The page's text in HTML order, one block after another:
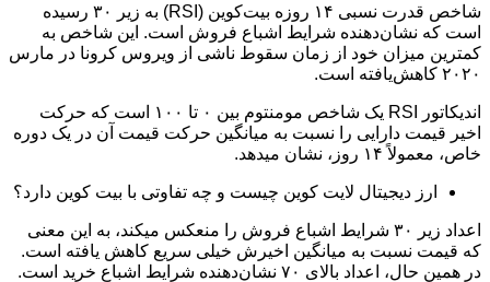
شاخص قدرت نسبی ۱۴ روزه بیت‌کوین (RSI) به زیر ۳۰ رسیده
است که نشان‌دهنده شرایط اشباع فروش است. این شاخص به
کمترین میزان خود از زمان سقوط ناشی از ویروس کرونا در مارس
۲۰۲۰ کاهش‌یافته است.
اندیکاتور RSI یک شاخص مومنتوم بین ۰ تا ۱۰۰ است که حرکت
اخیر قیمت دارایی را نسبت به میانگین حرکت قیمت آن در یک دوره
خاص، معمولاً ۱۴ روز، نشان می­دهد.
ارز دیجیتال لایت کوین چیست و چه تفاوتی با بیت کوین دارد؟
اعداد زیر ۳۰ شرایط اشباع فروش را منعکس می­کند، به این معنی
که قیمت نسبت به میانگین اخیرش خیلی سریع کاهش یافته است.
در همین حال، اعداد بالای ۷۰ نشان‌دهنده شرایط اشباع خرید است.